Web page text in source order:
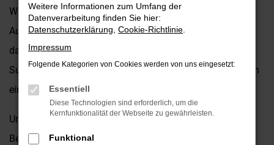
Wahl für Sie! Herzlich willkommen bei Ihrem Subaru
Autohaus, Autohaus Kronenberger GmbH. Wir sind stolz
darauf, Ihnen nicht nur eine beeindruckende Auswahl an
Subaru-Fahrzeugen präsentieren zu können, sondern auch
einen Service, der seinesgleichen sucht.
Unser engagiertes Team steht Ihnen mit umfassender
Beratung zur Seite, um sicherzustellen, dass Sie das
Weitere Informationen zum Umfang der
Datenverarbeitung finden Sie hier:
Datenschutzerklärung Cookie-Richtlinie
Impressum
Folgende Kategorien von Cookies werden von uns eingesetzt:
Essentiell
Diese Technologien sind erforderlich, um die
Kernfunktionalität der Webseite zu gewährleisten.
Funktional